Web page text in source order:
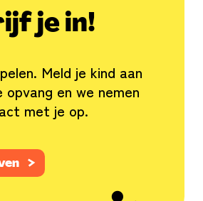
je in!
Meld je kind aan
opvang en we nemen
met je op.